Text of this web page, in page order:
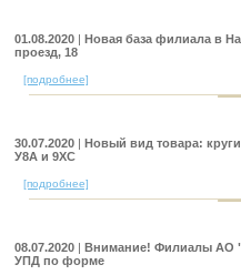
01.08.2020
Новая база филиала в
проезд, 18
[подробнее]
30.07.2020
Новый вид товара:
У8А и 9ХС
[подробнее]
08.07.2020
Внимание! Филиалы АО
УПД по форме